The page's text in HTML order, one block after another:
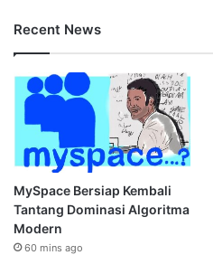
Recent News
MySpace Bersiap Kembali
Tantang Dominasi Algoritma
Modern
60 mins ago